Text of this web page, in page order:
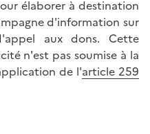
élaborer à destination
d'information sur
aux dons. Cette
n'est pas soumise à la
de l'article 259